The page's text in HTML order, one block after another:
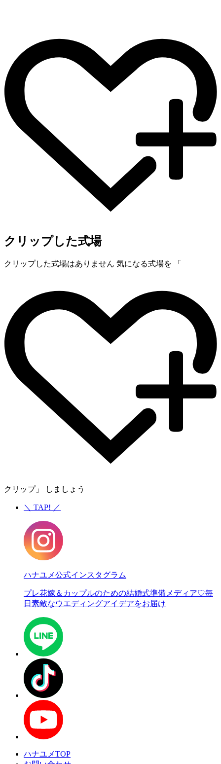
クリップした式場
クリップした式場はありません 気になる式場を 「
クリップ」 しましょう
＼ TAP! ／
ハナユメ公式インスタグラム
プレ花嫁＆カップルのための結婚式準備メディア♡毎
日素敵なウエディングアイデアをお届け
ハナユメTOP